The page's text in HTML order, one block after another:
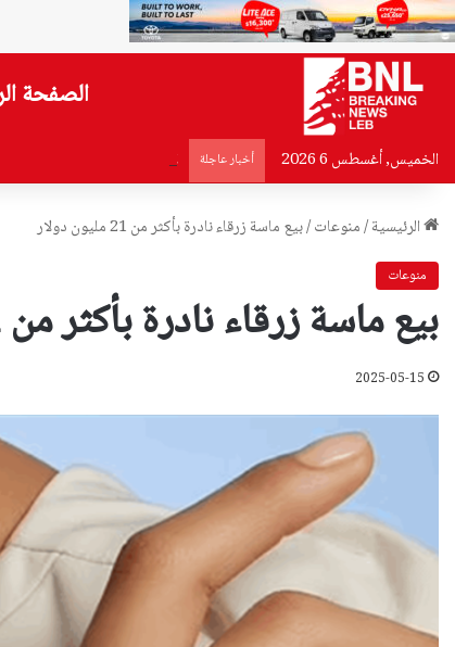
الصفحة
الخميس, أغسطس 6 2026 أخبار عاجلة لائحة سورية بمطلوبين في
الرئيسية/منوعات/بيع ماسة زرقاء نادرة بأكثر من 21 مليون دولار
منوعات
بيع ماسة زرقاء نادرة بأكثر من 21 مليون دولار
2025-05-15